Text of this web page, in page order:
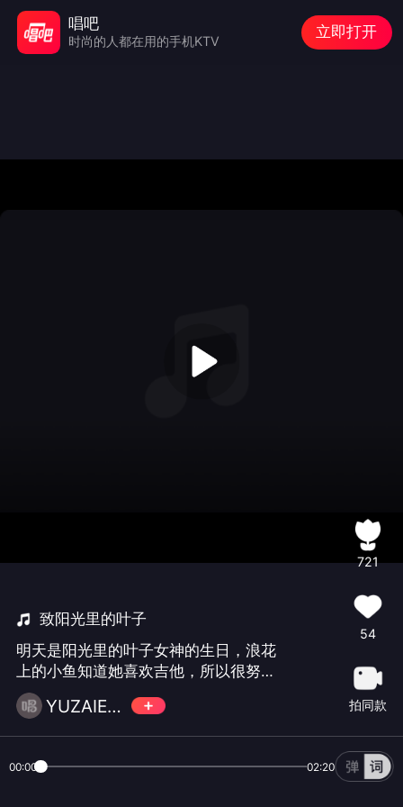
致阳光里的叶子
明天是阳光里的叶子女神的生日，浪花
上的小鱼知道她喜欢吉他，所以很努力
地拔弄着琴弦，因太久不曾练习，没弹
几下小懒鱼的无名指就摩起了水泡，咬
咬牙忍忍痛，总算勉强奏出了那一串串
点，但心意是真诚的哈😄，小鱼祝愿叶
YUZAIER🎼
721
54
拍同款
00:00 02:20
唱吧
时尚的人都在用的手机KTV
立即打开